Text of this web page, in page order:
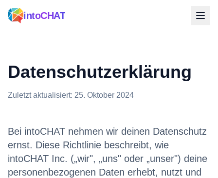
intoCHAT
Datenschutzerklärung
Zuletzt aktualisiert: 25. Oktober 2024
Bei intoCHAT nehmen wir deinen Datenschutz
ernst. Diese Richtlinie beschreibt, wie
intoCHAT Inc. („wir", „uns" oder „unser") deine
personenbezogenen Daten erhebt, nutzt und